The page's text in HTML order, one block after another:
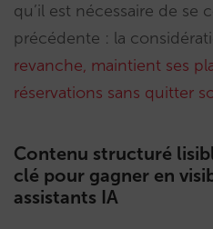
qu’il est nécessaire de se
précédente : la
revanche, maintient ses
réservations sans quitter
Contenu structuré
clé pour gagner en
assistants IA